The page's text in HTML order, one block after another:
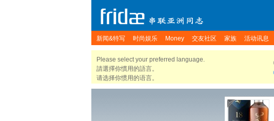
新闻&特写 时尚娱乐 Money 交友社区 家族 活动讯息
Please select your preferred language.
請選擇你慣用的語言。
请选择你惯用的语言。